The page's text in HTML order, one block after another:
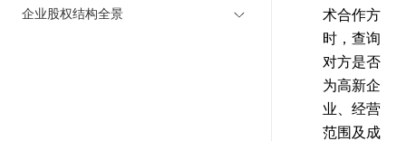
企业股权结构全景
术合作方
时，查询
对方是否
为高新企
业、经营
范围及成